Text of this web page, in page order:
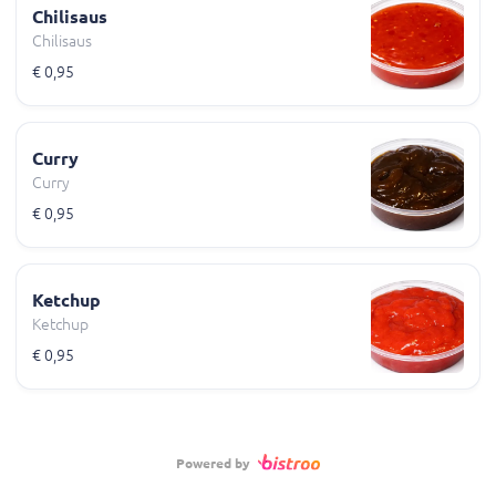
Chilisaus
Chilisaus
€ 0,95
Curry
Curry
€ 0,95
Ketchup
Ketchup
€ 0,95
Powered by